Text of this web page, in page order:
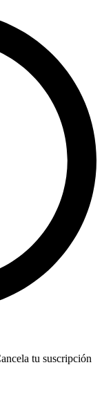
tu suscripción